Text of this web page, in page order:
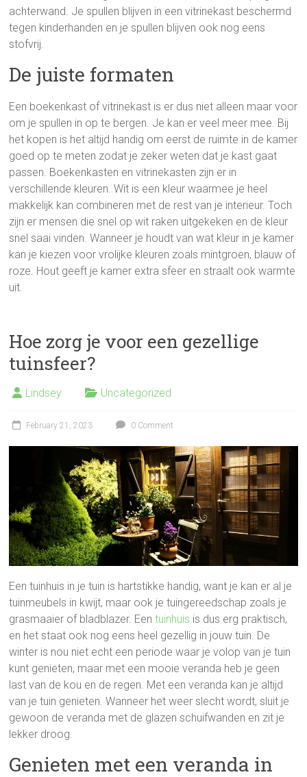
achterwand. Je spullen blijven in een vitrinekast beschermd
tegen kinderhanden en je spullen blijven ook nog eens
stofvrij.
De juiste formaten
Een boekenkast of vitrinekast is er dus niet alleen maar voor
om je spullen in op te bergen. Je kan er veel meer mee. Bij
het kopen is het altijd handig om eerst de ruimte in de kamer
goed op te meten zodat je zeker weten dat je kast gaat
passen. Boekenkasten en vitrinekasten zijn er in
verschillende kleuren. Wit is een kleur waarmee je heel
makkelijk kan combineren met de rest van je interieur. Toch
zijn er mensen die snel op wit raken uitgekeken en de kleur
snel saai vinden. Wanneer je houdt van wat kleur in je kamer
kan je kiezen voor vrolijke kleuren zoals mintgroen, blauw of
roze. Hout geeft je kamer extra sfeer en straalt ook warmte
uit.
Hoe zorg je voor een gezellige
tuinsfeer?
Lindsey Uncategorized
February 21, 2023 0 Comment
Een tuinhuis in je tuin is hartstikke handig, want je kan er al je
tuinmeubels in kwijt, maar ook je tuingereedschap zoals je
grasmaaier of bladblazer. Eentuinhuis is dus erg praktisch,
en het staat ook nog eens heel gezellig in jouw tuin. De
winter is nou niet echt een periode waar je volop van je tuin
kunt genieten, maar met een mooie veranda heb je geen
last van de kou en de regen. Met een veranda kan je altijd
van je tuin genieten. Wanneer het weer slecht wordt, sluit je
gewoon de veranda met de glazen schuifwanden en zit je
lekker droog.
Genieten met een veranda in